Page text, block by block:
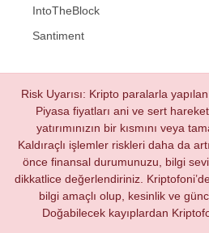
IntoTheBlock
Santiment
Risk Uyarısı: Kripto paralarla
Piyasa fiyatları ani ve sert
yatırımınızın bir kısmını veya
Kaldıraçlı işlemler riskleri daha da
önce finansal durumunuzu, bilgi
dikkatlice değerlendiriniz.
bilgi amaçlı olup, kesinlik ve
Doğabilecek kayıplardan